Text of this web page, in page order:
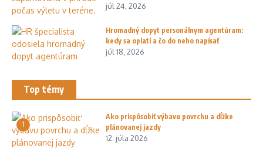
júl 24, 2026
Hromadný dopyt personálnym agentúram:
kedy sa oplatí a čo do neho napísať
júl 18, 2026
Top témy
1
Ako prispôsobiť výbavu povrchu a dĺžke
plánovanej jazdy
12. júla 2026